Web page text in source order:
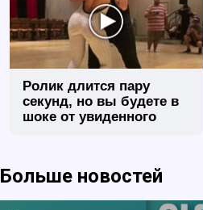
Ролик длится пару
секунд, но вы будете в
шоке от увиденного
Больше новостей